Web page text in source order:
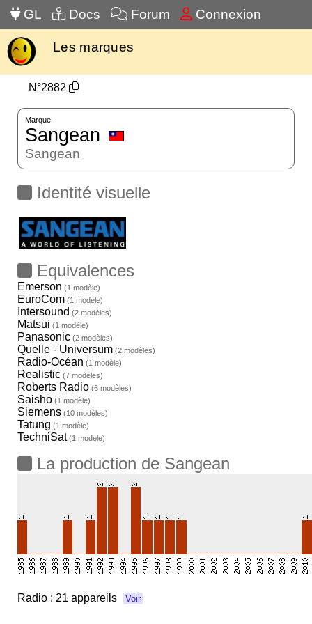
GL Docs Forum Connexion
Les marques
N°2882
Marque
Sangean
Sangean
Identité visuelle
Equivalences
Emerson (1 modèle)
EuroCom (1 modèle)
Intersound (2 modèles)
Matsui (1 modèle)
Panasonic (2 modèles)
Quelle - Universum (2 modèles)
Radio-Océan (1 modèle)
Realistic (7 modèles)
Roberts Radio (6 modèles)
Saisho (1 modèle)
Siemens (10 modèles)
Tatung (1 modèle)
TechniSat(1 modèle)
La production de Sangean
Radio : 21 appareils Voir